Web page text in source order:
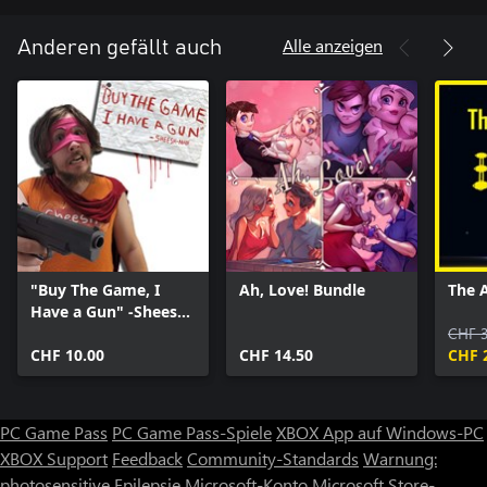
Anderen gefällt auch Alle anzeigen
"Buy The Game, I
Have a Gun" -Sheesh-
CHF 10.00
Ah, Love! Bundle
CHF 14.50
The
CHF
CHF
PC Game Pass PC Game Pass-SpieleXBOX App auf Windows-PC
XBOX Support FeedbackCommunity-Standards Warnung: